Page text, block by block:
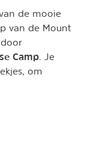
de mooie
van de Mount
door
Camp . Je
om